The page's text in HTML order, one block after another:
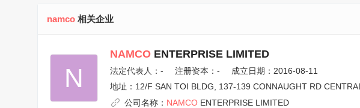
namco 相关企业
N
NAMCO ENTERPRISE LIMITED
法定代表人： - 注册资本：-
成立日期：2016-08-11
地址： 12/F SAN TOI BLDG, 137-139 CONNAUGHT RD
公司名称： NAMCO ENTERPRISE LIMITED